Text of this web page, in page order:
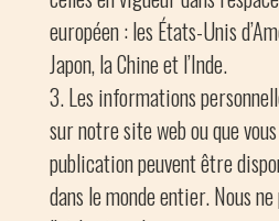
européen : les États-Unis
Japon, la Chine et l’Inde.
Les informations
sur notre site web ou que
publication peuvent être
dans le monde entier. Nous